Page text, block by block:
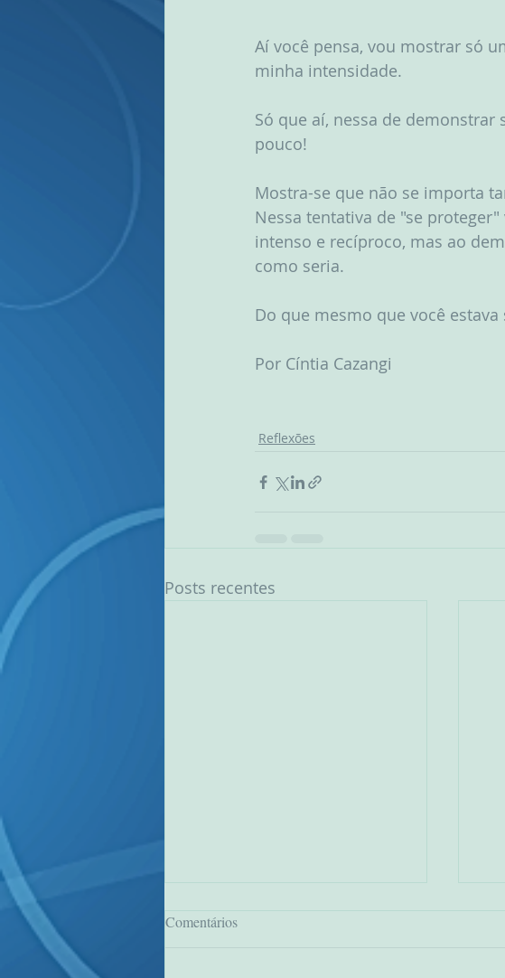
Aí você pensa, vou mostrar só
minha intensidade.
Só que aí, nessa de
pouco!
Mostra-se que não se importa
Nessa tentativa de "se
intenso e recíproco, mas ao
como seria.
Do que mesmo que você estava
Por Cíntia Cazangi
Reflexões
Posts recentes
Comentários